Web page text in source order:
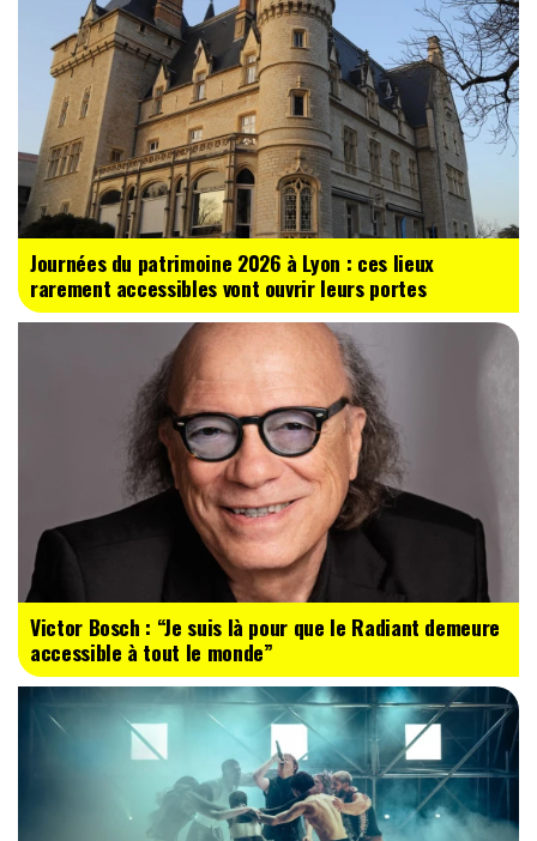
Journées du patrimoine 2026 à Lyon : ces lieux
rarement accessibles vont ouvrir leurs portes
Victor Bosch : “Je suis là pour que le Radiant demeure
accessible à tout le monde”